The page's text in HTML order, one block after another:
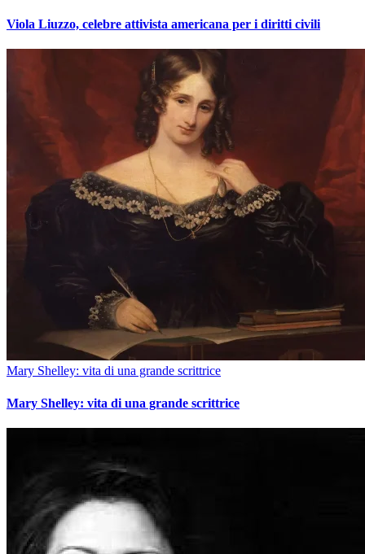
Viola Liuzzo, celebre attivista americana per i diritti civili
Mary Shelley: vita di una grande scrittrice
Mary Shelley: vita di una grande scrittrice